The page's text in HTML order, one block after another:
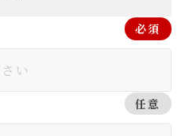
必須
任意